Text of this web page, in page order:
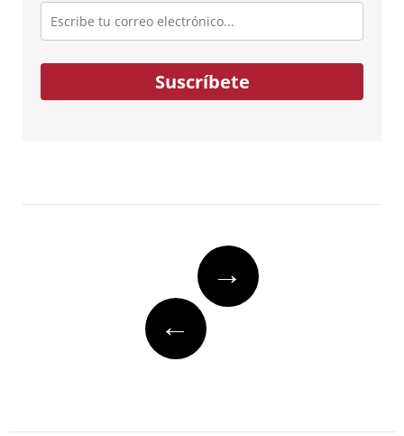
Escribe
tu
correo
electrónico...
Suscríbete
→
←